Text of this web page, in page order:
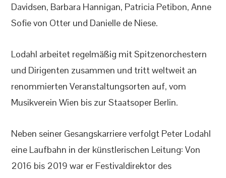
Davidsen, Barbara Hannigan, Patricia Petibon, Anne
Sofie von Otter und Danielle de Niese.
Lodahl arbeitet regelmäßig mit Spitzenorchestern
und Dirigenten zusammen und tritt weltweit an
renommierten Veranstaltungsorten auf, vom
Musikverein Wien bis zur Staatsoper Berlin.
Neben seiner Gesangskarriere verfolgt Peter Lodahl
eine Laufbahn in der künstlerischen Leitung: Von
2016 bis 2019 war er Festivaldirektor des